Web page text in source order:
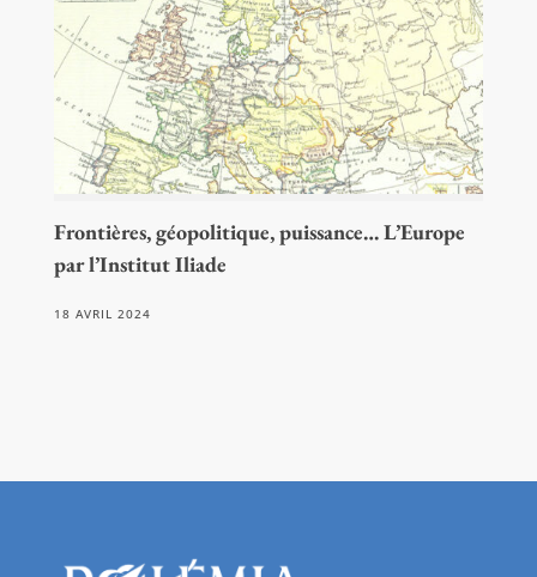
Frontières, géopolitique, puissance… L’Europe
par l’Institut Iliade
18 AVRIL 2024